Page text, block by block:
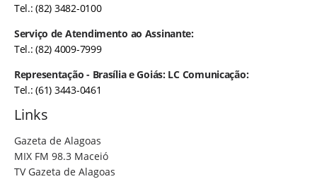
Tel.: (82) 3482-0100
Serviço de Atendimento ao Assinante:
Tel.: (82) 4009-7999
Representação - Brasília e Goiás: LC Comunicação:
Tel.: (61) 3443-0461
Links
Gazeta de Alagoas
MIX FM 98.3 Maceió
TV Gazeta de Alagoas